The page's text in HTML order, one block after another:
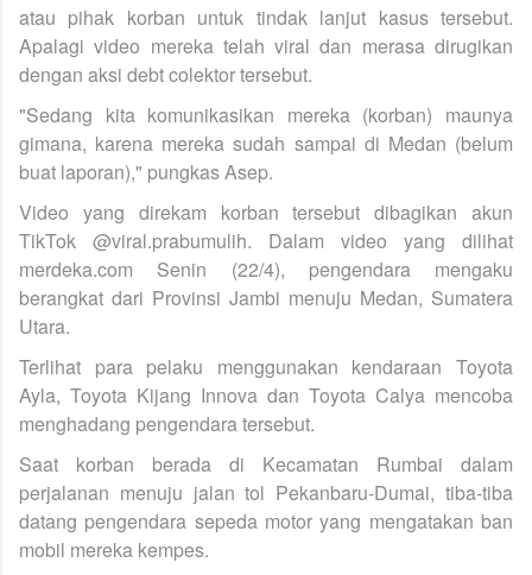
atau pihak korban untuk tindak lanjut kasus tersebut.
Apalagi video mereka telah viral dan merasa dirugikan
dengan aksi debt colektor tersebut.
"Sedang kita komunikasikan mereka (korban) maunya
gimana, karena mereka sudah sampai di Medan (belum
buat laporan)," pungkas Asep.
Video yang direkam korban tersebut dibagikan akun
TikTok @viral.prabumulih. Dalam video yang dilihat
merdeka.com Senin (22/4), pengendara mengaku
berangkat dari Provinsi Jambi menuju Medan, Sumatera
Utara.
Terlihat para pelaku menggunakan kendaraan Toyota
Ayla, Toyota Kijang Innova dan Toyota Calya mencoba
menghadang pengendara tersebut.
Saat korban berada di Kecamatan Rumbai dalam
perjalanan menuju jalan tol Pekanbaru-Dumai, tiba-tiba
datang pengendara sepeda motor yang mengatakan ban
mobil mereka kempes.